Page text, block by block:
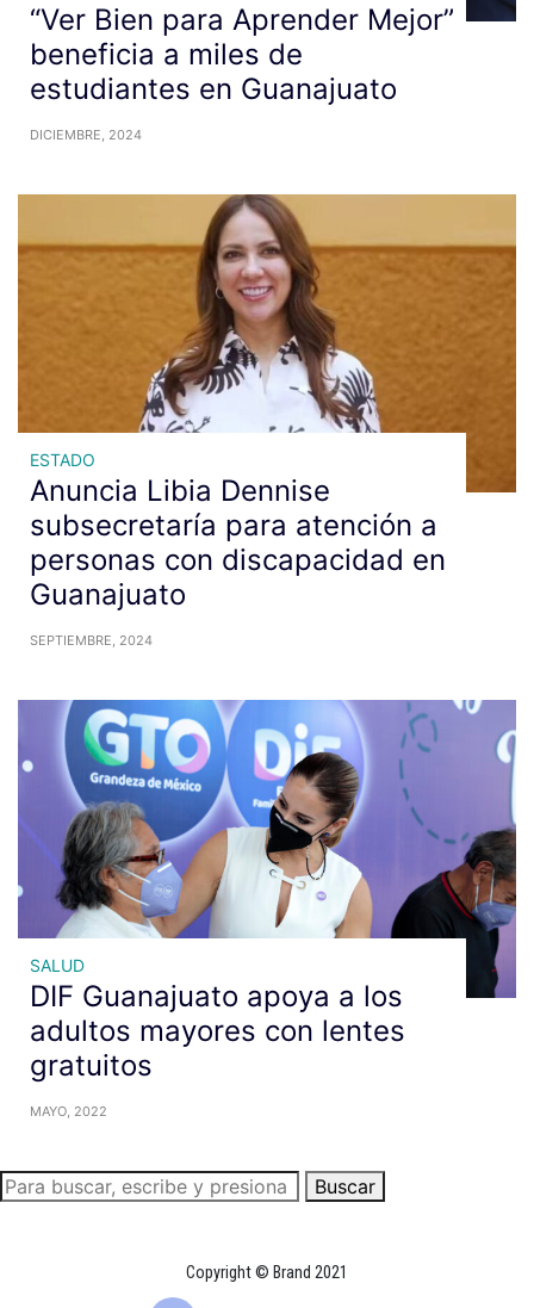
“Ver Bien para Aprender Mejor”
beneficia a miles de
estudiantes en Guanajuato
DICIEMBRE, 2024
ESTADO
Anuncia Libia Dennise
subsecretaría para atención a
personas con discapacidad en
Guanajuato
SEPTIEMBRE, 2024
SALUD
DIF Guanajuato apoya a los
adultos mayores con lentes
gratuitos
MAYO, 2022
Buscar
Copyright © Brand 2021